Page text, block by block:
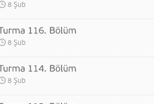
8 Şub
8 Şub
8 Şub